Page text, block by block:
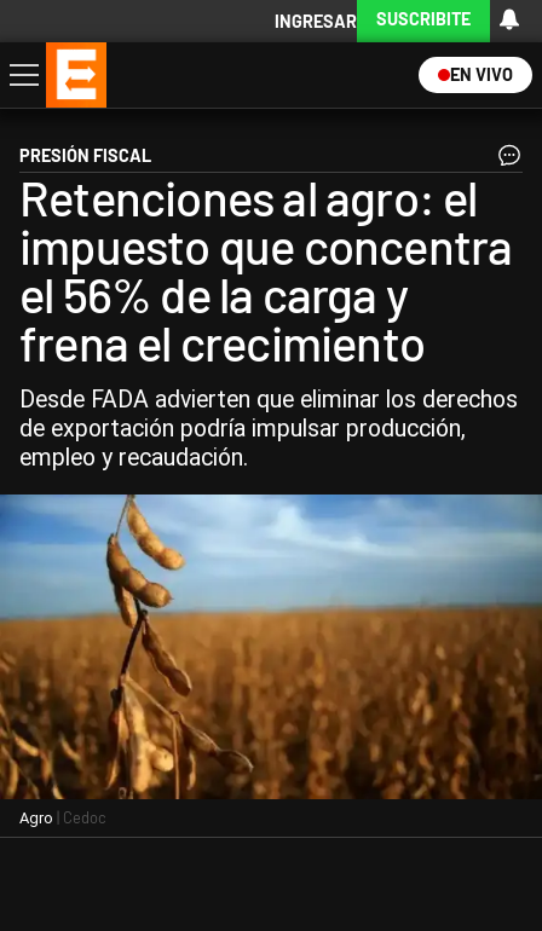
INGRESAR SUSCRIBITE
EN VIVO
Economía
Política
Internacional
Actualidad
Descargá la App
PRESIÓN FISCAL
Retenciones al agro: el
impuesto que concentra
el 56% de la carga y
frena el crecimiento
Desde FADA advierten que eliminar los derechos
de exportación podría impulsar producción,
empleo y recaudación.
Agro | Cedoc